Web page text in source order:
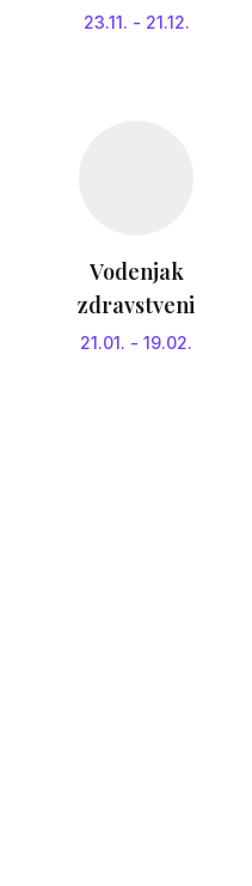
23.11. - 21.12.
Vodenjak
zdravstveni
21.01. - 19.02.